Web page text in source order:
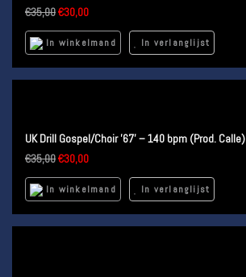
€35,00€30,00
In winkelmand In verlanglijst
UK Drill Gospel/Choir ’67’ – 140 bpm (Prod. Calle)
€35,00€30,00
In winkelmand In verlanglijst